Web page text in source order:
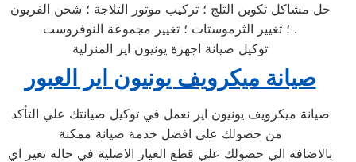
حل مشاكل تكوين الثلج ؛ تركيب موتور الثلاجة ؛ شحن الفريون
؛ تغيير الثرموستات ؛ تغيير مجموعة النوفروست .
توكيل صيانة اجهزة يونيون اير المنزلية
صيانة ميكرويف يونيون اير العبور
صيانة ميكرويف يونيون اير نعمل في توكيل صيانتك علي التأكد
من حصولك علي افضل خدمة صيانة ممكنة
بالاضافة الي حصولك علي قطع الغيار الاصلية في حاله تغير اي